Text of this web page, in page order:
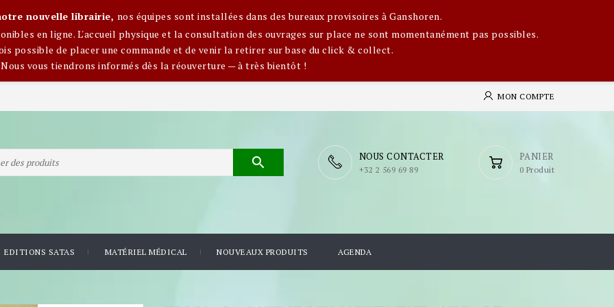
nouvelle librairie, nos équipes sont installées dans des bureaux provisoires à Ganshoren.
en ligne. L'accueil physique et la consultation des ouvrages sur place ne sont momentanément pas possibles.
possible de placer une commande et de venir la retirer sur base du click & collect.
Nous vous tiendrons informés dès la réouverture — à très bientôt !
MON COMPTE
PANIER
0 Produit
NOUS CONTACTER
​+32 2 569 69 89

EDITIONS SATAS MATÉRIEL MÉDICAL NOUVEAUX PRODUITS AGENDA